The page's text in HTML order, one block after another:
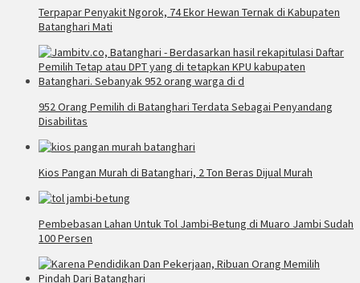
Terpapar Penyakit Ngorok, 74 Ekor Hewan Ternak di Kabupaten
Batanghari Mati
952 Orang Pemilih di Batanghari Terdata Sebagai Penyandang
Disabilitas
Kios Pangan Murah di Batanghari, 2 Ton Beras Dijual Murah
Pembebasan Lahan Untuk Tol Jambi-Betung di Muaro Jambi Sudah
100 Persen